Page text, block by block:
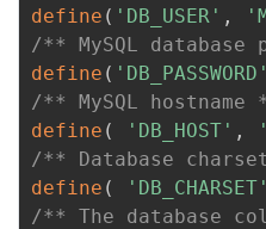
define ( 'DB_USER' ,
/** MySQL database
define ( 'DB_PASSWORD'
/** MySQL hostname
define ( 'DB_HOST' ,
/** Database
define ( 'DB_CHARSET'
/** The database